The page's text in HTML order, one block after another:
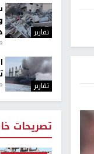
تقارير
تقارير
تصريحات